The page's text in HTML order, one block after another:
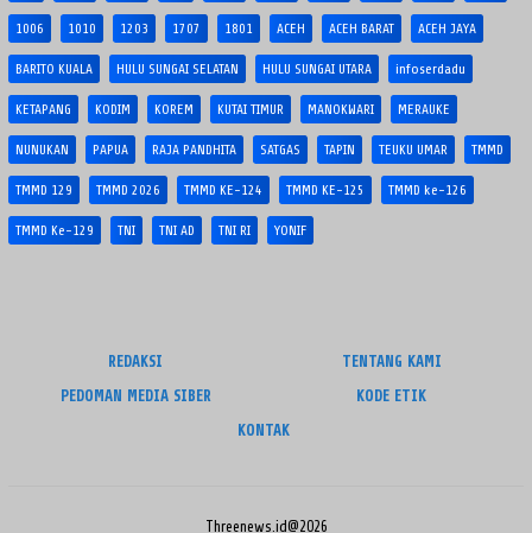
1006 1010 1203 1707 1801 ACEH ACEH BARAT ACEH JAYA
BARITO KUALA HULU SUNGAI SELATAN HULU SUNGAI UTARA infoserdadu
KETAPANG KODIM KOREM KUTAI TIMUR MANOKWARI MERAUKE
NUNUKAN PAPUA RAJA PANDHITA SATGAS TAPIN TEUKU UMAR TMMD
TMMD 129 TMMD 2026 TMMD KE-124 TMMD KE-125 TMMD ke-126
TMMD Ke-129 TNI TNI AD TNI RI YONIF
REDAKSI
TENTANG KAMI
PEDOMAN MEDIA SIBER
KODE ETIK
KONTAK
Threenews.id@2026